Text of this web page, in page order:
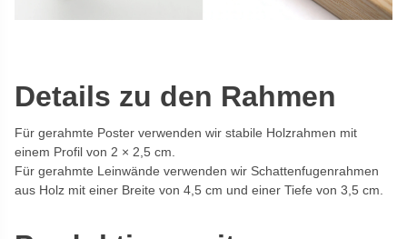
Details zu den Rahmen
Für gerahmte Poster verwenden wir stabile Holzrahmen mit
einem Profil von 2 × 2,5 cm.
Für gerahmte Leinwände verwenden wir Schattenfugenrahmen
aus Holz mit einer Breite von 4,5 cm und einer Tiefe von 3,5 cm.